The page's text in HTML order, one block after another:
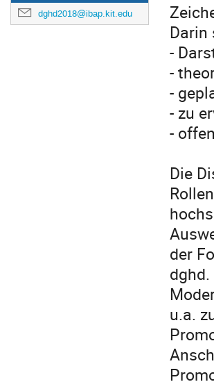
dghd2018@ibap.kit.edu
Darin
-
-
-
- zu
-
Die
der
u.a.